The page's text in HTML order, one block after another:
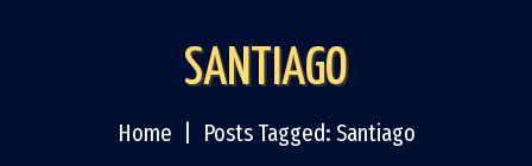
SANTIAGO
Home Posts Tagged: Santiago